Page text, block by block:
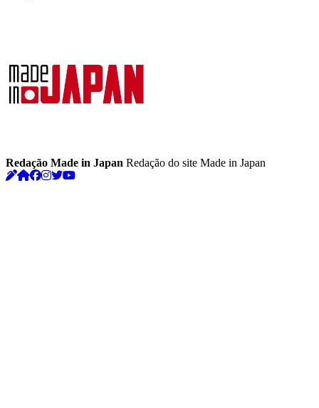
Redação Made in Japan Redação do site Made in Japan